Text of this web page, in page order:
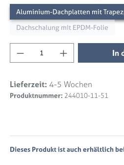
Aluminium-Dachplatten mit
Dachschalung mit EPDM-Folie
Produkt Anzahl: GibIn
Lieferzeit: 4-5 Wochen
Produktnummer: 244010-11-51
Dieses Produkt ist auch erhältlich